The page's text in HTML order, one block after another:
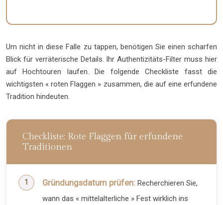
Um nicht in diese Falle zu tappen, benötigen Sie einen scharfen
Blick für verräterische Details. Ihr Authentizitäts-Filter muss hier
auf Hochtouren laufen. Die folgende Checkliste fasst die
wichtigsten « roten Flaggen » zusammen, die auf eine erfundene
Tradition hindeuten.
Checkliste: Rote Flaggen für erfundene
Traditionen
Gründungsdatum prüfen: Recherchieren Sie,
wann das « mittelalterliche » Fest wirklich ins